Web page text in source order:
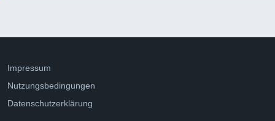
Impressum
Nutzungsbedingungen
Datenschutzerklärung